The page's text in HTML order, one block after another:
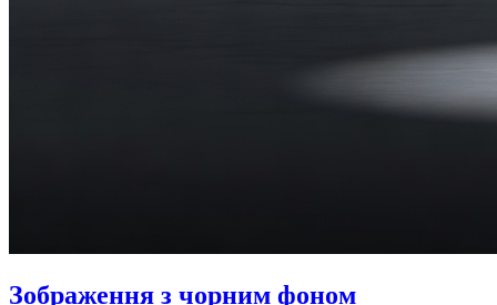
Зображення з чорним фоном